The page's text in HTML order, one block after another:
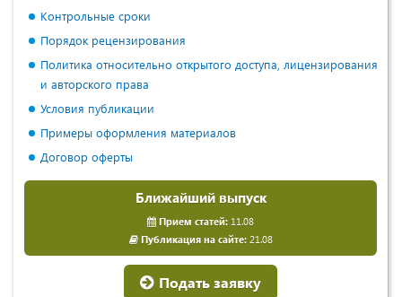
Контрольные сроки
Порядок рецензирования
Политика относительно открытого доступа, лицензирования
и авторского права
Условия публикации
Примеры оформления материалов
Договор оферты
Ближайший выпуск
Прием статей: 11.08
Публикация на сайте:21.08
Подать заявку